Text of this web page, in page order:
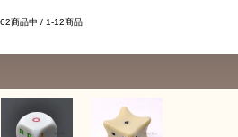
商品中 / 1-12商品